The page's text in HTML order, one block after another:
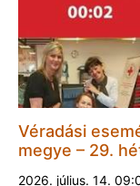
Véradási
megye – 29.
2026. július. 14.